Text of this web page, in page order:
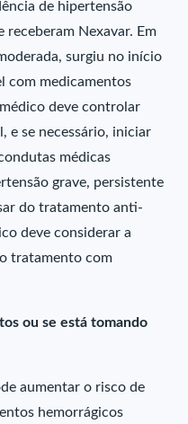
de hipertensão
receberam Nexavar. Em
surgiu no início
com medicamentos
deve controlar
e se necessário, iniciar
médicas
grave, persistente
do tratamento anti-
deve considerar a
tratamento com
ou se está tomando
aumentar o risco de
hemorrágicos